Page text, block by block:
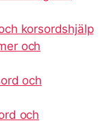
korsordshjälp
och
och
och